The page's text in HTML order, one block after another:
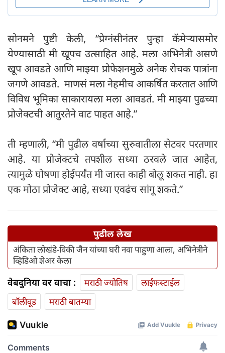
सोनमने पुष्टी केली, “प्रेग्नंसीनंतर पुन्हा कॅमेऱ्यासमोर
येण्यासाठी मी खूपच उत्साहित आहे. मला अभिनेत्री असणे
खूप आवडते आणि माझ्या प्रोफेशनमुळे अनेक रोचक पात्रांना
जगणे आवडते. माणसं मला नेहमीच आकर्षित करतात आणि
विविध भूमिका साकारायला मला आवडतं. मी माझ्या पुढच्या
प्रोजेक्टची आतुरतेने वाट पाहत आहे.”
ती म्हणाली, “मी पुढील वर्षाच्या सुरुवातीला सेटवर परतणार
आहे. या प्रोजेक्टचे तपशील सध्या ठरवले जात आहेत,
त्यामुळे घोषणा होईपर्यंत मी जास्त काही बोलू शकत नाही. हा
एक मोठा प्रोजेक्ट आहे, सध्या एवढंच सांगू शकते.”
पुढील लेख
अंकिता लोखंडे-विकी जैन यांच्या घरी नवा पाहुणा आला, अभिनेत्रीने
व्हिडिओ शेअर केला
वेबदुनिया वर वाचा : मराठी ज्योतिष
लाईफस्टाईल
बॉलीवूड
मराठी बातम्या